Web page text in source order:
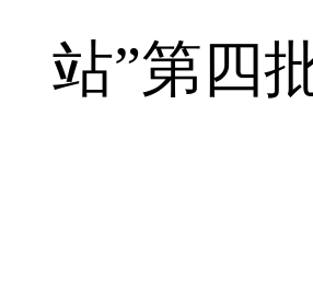
站”第四